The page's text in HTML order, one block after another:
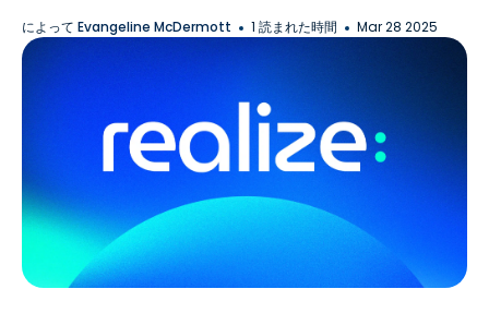
によって Evangeline McDermott 1 読まれた時間 Mar 28 2025